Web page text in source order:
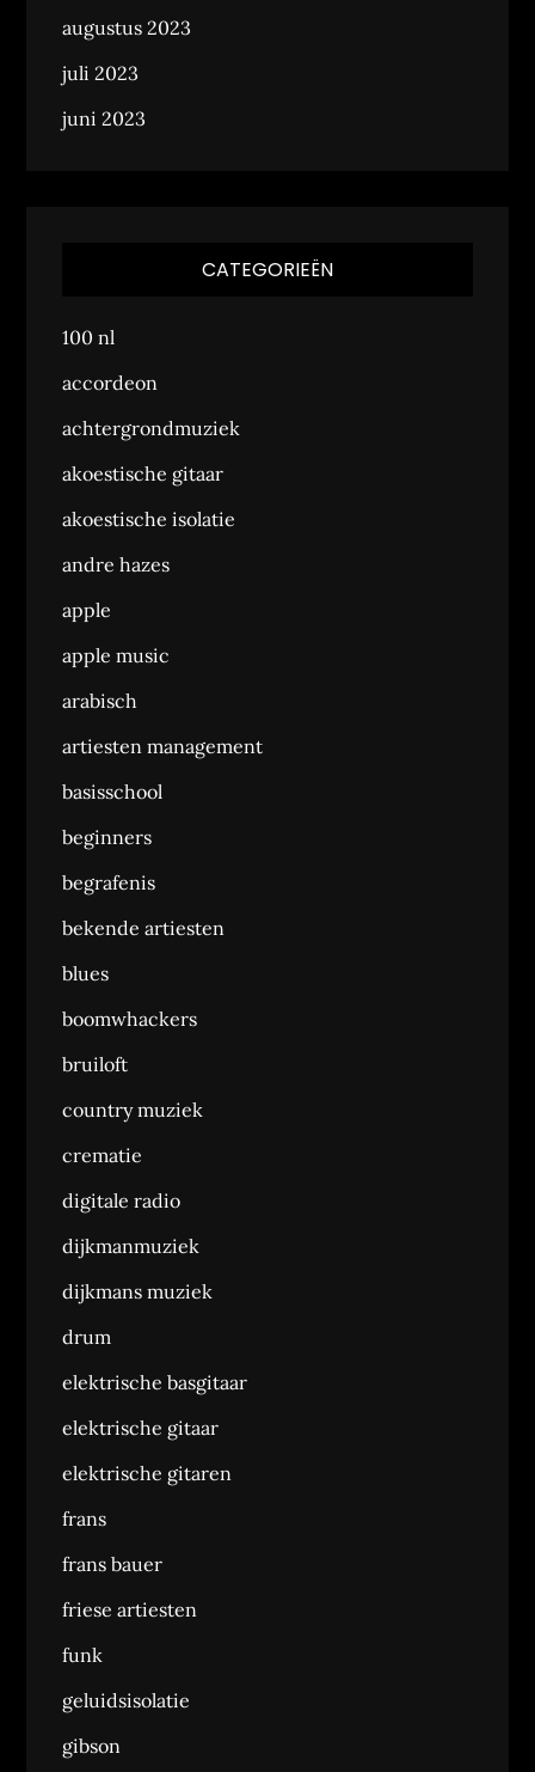
augustus 2023
juli 2023
juni 2023
CATEGORIEËN
100 nl
accordeon
achtergrondmuziek
akoestische gitaar
akoestische isolatie
andre hazes
apple
apple music
arabisch
artiesten management
basisschool
beginners
begrafenis
bekende artiesten
blues
boomwhackers
bruiloft
country muziek
crematie
digitale radio
dijkmanmuziek
dijkmans muziek
drum
elektrische basgitaar
elektrische gitaar
elektrische gitaren
frans
frans bauer
friese artiesten
funk
geluidsisolatie
gibson